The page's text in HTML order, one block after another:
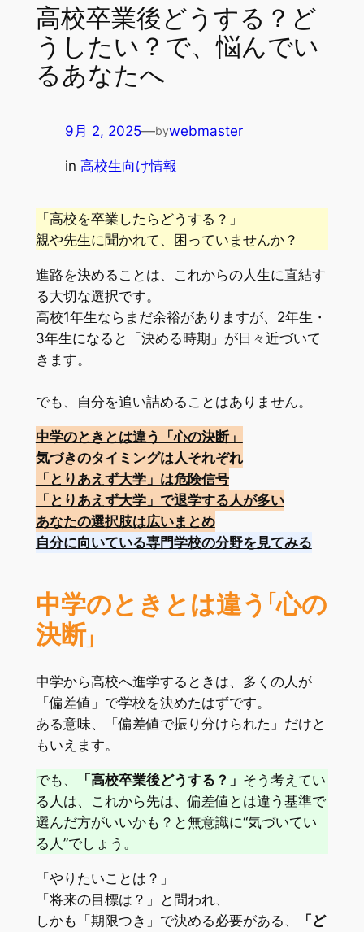
高校卒業後どうする？ど
うしたい？で、悩んでい
るあなたへ
9月 2, 2025—bywebmaster
in 高校生向け情報
「高校を卒業したらどうする？」
親や先生に聞かれて、困っていませんか？
進路を決めることは、これからの人生に直結す
る大切な選択です。
高校1年生ならまだ余裕がありますが、2年生・
3年生になると「決める時期」が日々近づいて
きます。
でも、自分を追い詰めることはありません。
中学のときとは違う「心の決断」
気づきのタイミングは人それぞれ
「とりあえず大学」は危険信号
「とりあえず大学」で退学する人が多い
あなたの選択肢は広いまとめ
自分に向いている専門学校の分野を見てみる
中学のときとは違う「心の
決断」
中学から高校へ進学するときは、多くの人が
「偏差値」で学校を決めたはずです。
ある意味、「偏差値で振り分けられた」だけと
もいえます。
でも、 「高校卒業後どうする？」 そう考えてい
る人は、これから先は、偏差値とは違う基準で
選んだ方がいいかも？と無意識に“気づいてい
る人”でしょう。
「やりたいことは？」
「将来の目標は？」と問われ、
しかも「期限つき」で決める必要がある、
「ど